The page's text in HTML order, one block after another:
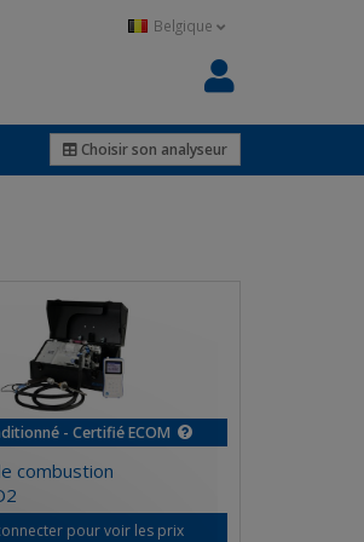
Belgique
Choisir son analyseur
- Certifié ECOM
combustion
pour voir les prix